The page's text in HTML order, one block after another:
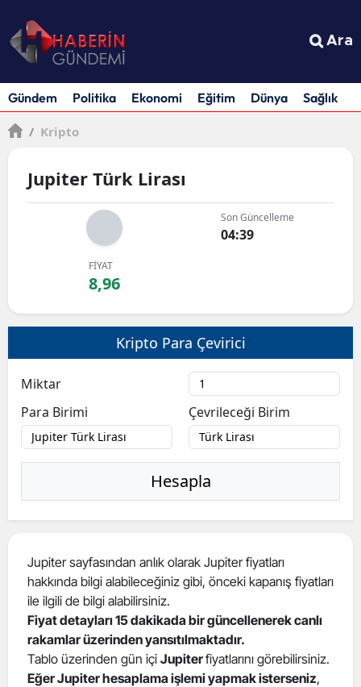
Ara
Gündem Politika Ekonomi Eğitim Dünya Sağlık
/ Kripto
Jupiter Türk Lirası
Son Güncelleme
04:39
FİYAT
8,96
Kripto Para Çevirici
Miktar
Para Birimi
Çevrileceği Birim
Hesapla
Jupiter sayfasından anlık olarak Jupiter fiyatları
hakkında bilgi alabileceğiniz gibi, önceki kapanış fiyatları
ile ilgili de bilgi alabilirsiniz.
Fiyat detayları 15 dakikada bir güncellenerek canlı
rakamlar üzerinden yansıtılmaktadır.
Tablo üzerinden gün içi Jupiterfiyatlarını görebilirsiniz.
Eğer Jupiter hesaplama işlemi yapmak isterseniz,